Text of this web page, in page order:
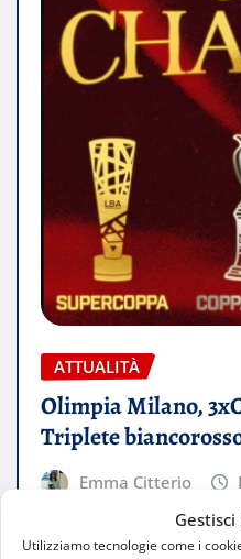
Utilizziamo tecnologie come i
ATTUALITÀ
Olimpia Milano,
Triplete
Emma Citterio
Il documentario